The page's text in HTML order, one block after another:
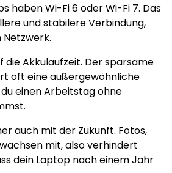
haben Wi-Fi 6 oder Wi-Fi 7. Das
und stabilere Verbindung,
Netzwerk.
Akkulaufzeit. Der sparsame
oft eine außergewöhnliche
einen Arbeitstag ohne
auch mit der Zukunft. Fotos,
mit, also verhindert
dein Laptop nach einem Jahr